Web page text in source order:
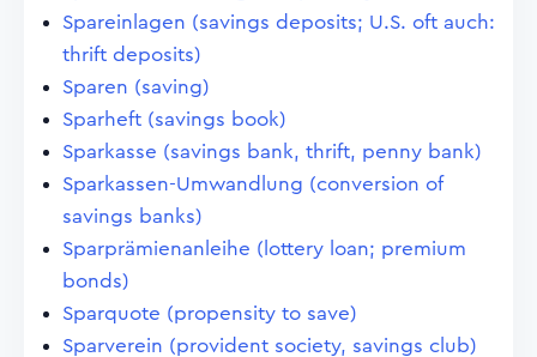
Spareinlagen (savings deposits; U.S. oft auch:
thrift deposits)
Sparen (saving)
Sparheft (savings book)
Sparkasse (savings bank, thrift, penny bank)
Sparkassen-Umwandlung (conversion of
savings banks)
Sparprämienanleihe (lottery loan; premium
bonds)
Sparquote (propensity to save)
Sparverein (provident society, savings club)